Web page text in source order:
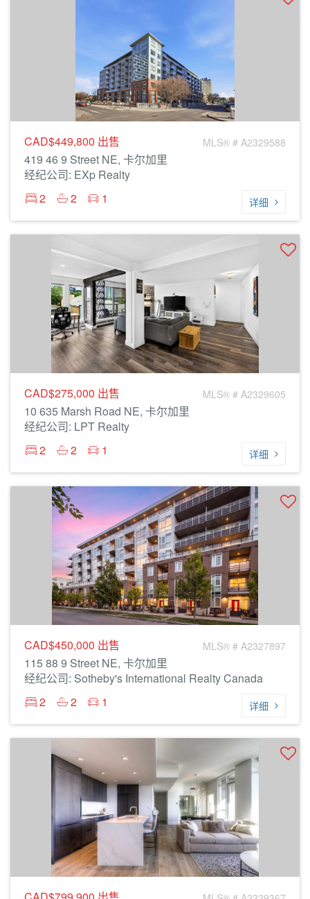
CAD$449,800 出售 MLS® # A2329588
419 46 9 Street NE, 卡尔加里
经纪公司: EXp Realty
2
2 1 详细
CAD$275,000 出售 MLS® # A2329605
10 635 Marsh Road NE, 卡尔加里
经纪公司: LPT Realty
2
2 1 详细
CAD$450,000 出售 MLS® # A2327897
115 88 9 Street NE, 卡尔加里
经纪公司: Sotheby's International Realty Canada
2
2 1 详细